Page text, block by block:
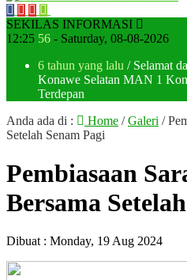
SEKILAS INFORMASI
12:25 57 - Saturday, 08-08-2026
6 tahun yang lalu / Selamat
Konawe Selatan MAN 1
Terdepan
Anda ada di :
Home /Galeri /
Setelah Senam Pagi
Pembiasaan
Bersama
Dibuat : Monday, 19 Aug 2024